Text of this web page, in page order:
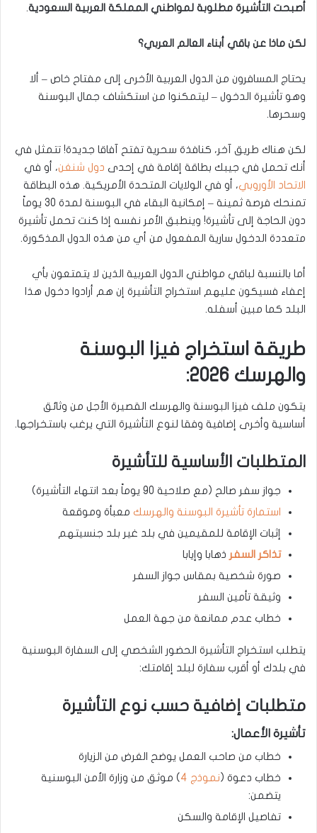
أصبحت التأشيرة مطلوبة لمواطني المملكة العربية السعودية.
لكن ماذا عن باقي أبناء العالم العربي؟
يحتاج المسافرون من الدول العربية الأخرى إلى مفتاح خاص – ألا
وهو تأشيرة الدخول – ليتمكنوا من استكشاف جمال البوسنة
وسحرها.
لكن هناك طريق آخر، كنافذة سحرية تفتح آفاقا جديدة! تتمثل في
أنك تحمل في جيبك بطاقة إقامة في إحدى دول شنغن، أو في
الاتحاد الأوروبي، أو في الولايات المتحدة الأمريكية. هذه البطاقة
تمنحك فرصة ثمينة – إمكانية البقاء في البوسنة لمدة 30 يوماً
دون الحاجة إلى تأشيرة! وينطبق الأمر نفسه إذا كنت تحمل تأشيرة
متعددة الدخول سارية المفعول من أي من هذه الدول المذكورة.
أما بالنسبة لباقي مواطني الدول العربية الذين لا يتمتعون بأي
إعفاء فسيكون عليهم استخراج التأشيرة إن هم أرادوا دخول هذا
البلد كما مبين أسفله.
طريقة استخراج فيزا البوسنة
والهرسك 2026:
يتكون ملف فيزا البوسنة والهرسك القصيرة الأجل من وثائق
أساسية وأخرى إضافية وفقا لنوع التأشيرة التي يرغب باستخراجها.
المتطلبات الأساسية للتأشيرة
جواز سفر صالح (مع صلاحية 90 يوماً بعد انتهاء التأشيرة)
استمارة تأشيرة البوسنة والهرسك معبأة وموقعة
إثبات الإقامة للمقيمين في بلد غير بلد جنسيتهم
تذاكر السفر ذهابا وإيابا
صورة شخصية بمقاس جواز السفر
وثيقة تأمين السفر
خطاب عدم ممانعة من جهة العمل
يتطلب استخراج التأشيرة الحضور الشخصي إلى السفارة البوسنية
في بلدك أو أقرب سفارة لبلد إقامتك:
متطلبات إضافية حسب نوع التأشيرة
تأشيرة الأعمال:
خطاب من صاحب العمل يوضح الغرض من الزيارة
خطاب دعوة (نموذج 4
) موثق من وزارة الأمن البوسنية
يتضمن:
تفاصيل الإقامة والسكن